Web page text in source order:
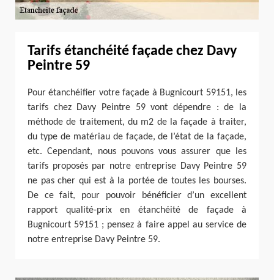
Tarifs étanchéité façade chez Davy
Peintre 59
Pour étanchéifier votre façade à Bugnicourt 59151, les
tarifs chez Davy Peintre 59 vont dépendre : de la
méthode de traitement, du m2 de la façade à traiter,
du type de matériau de façade, de l’état de la façade,
etc. Cependant, nous pouvons vous assurer que les
tarifs proposés par notre entreprise Davy Peintre 59
ne pas cher qui est à la portée de toutes les bourses.
De ce fait, pour pouvoir bénéficier d’un excellent
rapport qualité-prix en étanchéité de façade à
Bugnicourt 59151 ; pensez à faire appel au service de
notre entreprise Davy Peintre 59.